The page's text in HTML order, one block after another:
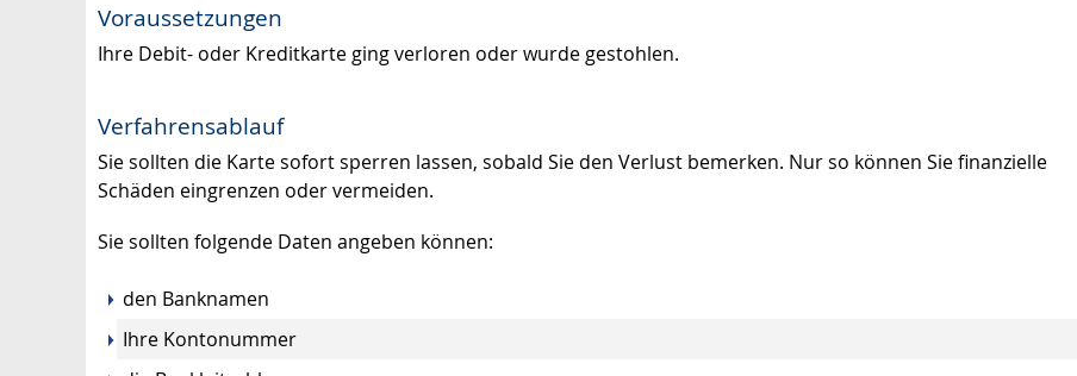
Voraussetzungen
Ihre Debit- oder Kreditkarte ging verloren oder wurde gestohlen.
Verfahrensablauf
Sie sollten die Karte sofort sperren lassen, sobald Sie den Verlust bemerken. Nur so können Sie finanzielle
Schäden eingrenzen oder vermeiden.
Sie sollten folgende Daten angeben können:
den Banknamen
Ihre Kontonummer